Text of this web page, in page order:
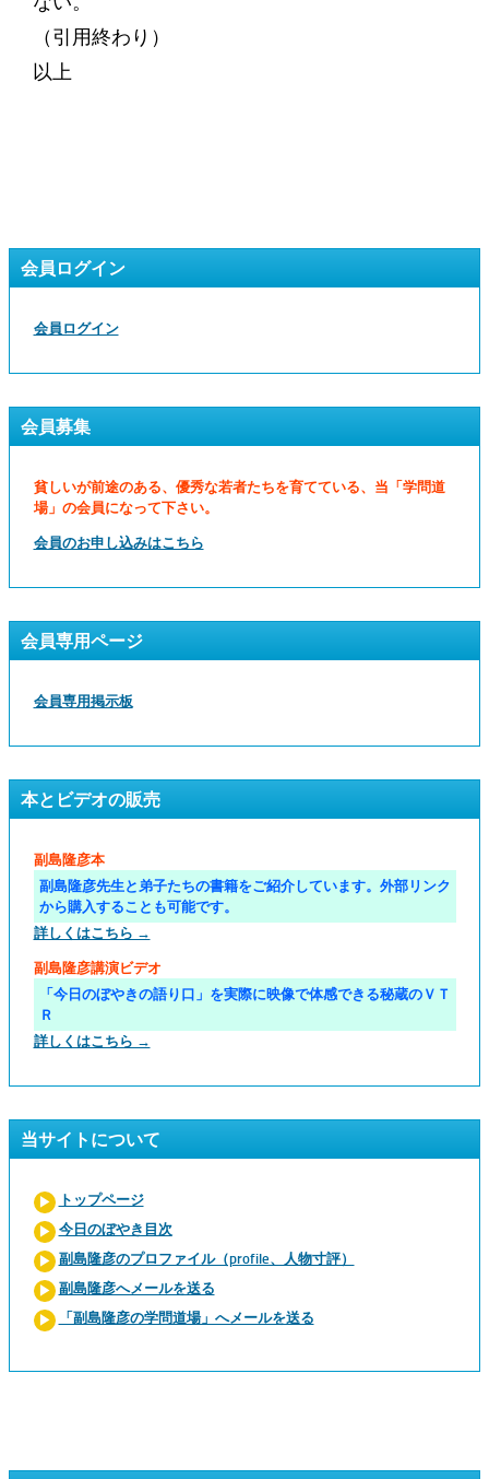
（引用終わり）
以上
会員ログイン
会員ログイン
会員募集
貧しいが前途のある、優秀な若者たちを育てている、当「学問道
場」の会員になって下さい。
会員のお申し込みはこちら
会員専用ページ
会員専用掲示板
本とビデオの販売
副島隆彦本
副島隆彦先生と弟子たちの書籍をご紹介しています。外部リンク
から購入することも可能です。
詳しくはこちら →
副島隆彦講演ビデオ
「今日のぼやきの語り口」を実際に映像で体感できる秘蔵のＶＴ
Ｒ
詳しくはこちら →
当サイトについて
トップページ
今日のぼやき目次
副島隆彦のプロファイル（profile、人物寸評）
副島隆彦へメールを送る
「副島隆彦の学問道場」へメールを送る